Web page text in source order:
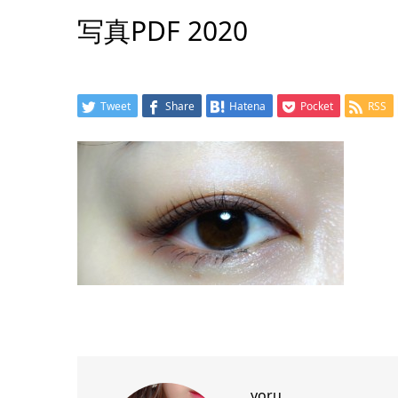
写真PDF 2020
Tweet Share Hatena Pocket RSS